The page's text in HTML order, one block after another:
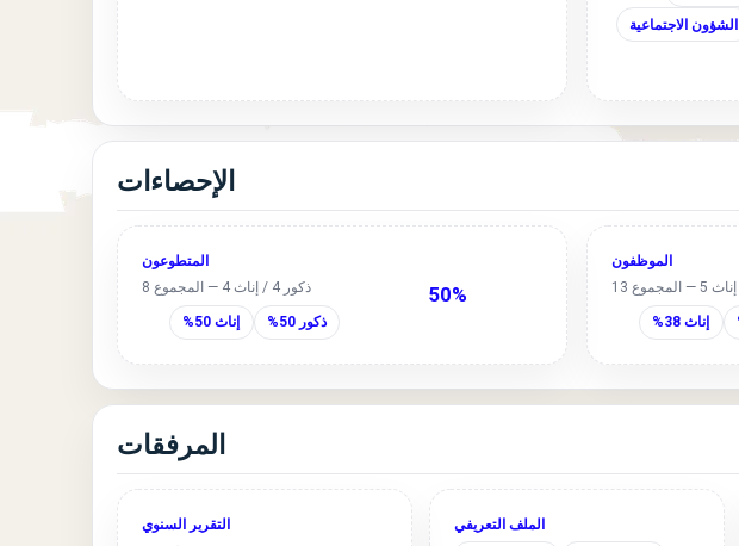
الشؤون الاجتماعية
الإحصاءات
الموظفون
إناث 38%
50%
المتطوعون
ذكور 4 / إناث 4 — المجموع 8
ذكور 50% إناث 50%
المرفقات
الملف التعريفي
التقرير السنوي